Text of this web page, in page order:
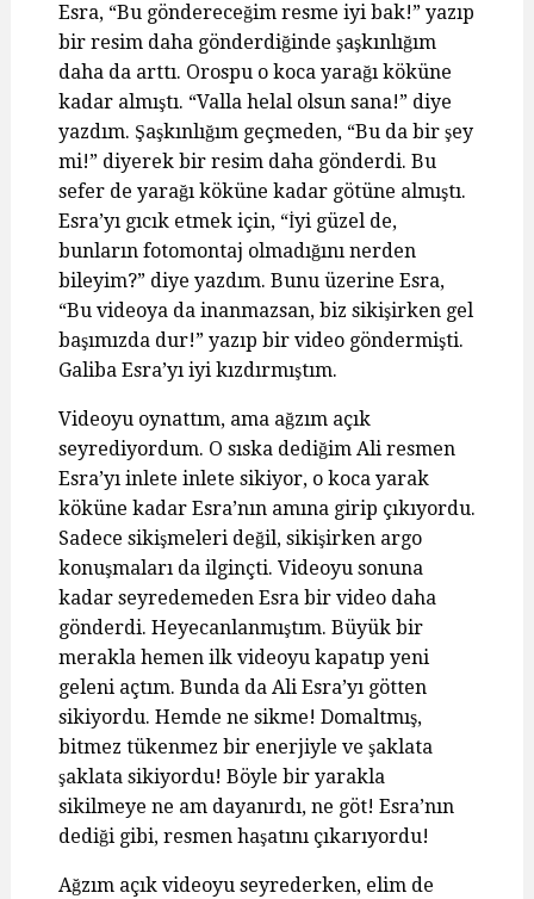
Esra, “Bu göndereceğim resme iyi bak!” yazıp
bir resim daha gönderdiğinde şaşkınlığım
daha da arttı. Orospu o koca yarağı köküne
kadar almıştı. “Valla helal olsun sana!” diye
yazdım. Şaşkınlığım geçmeden, “Bu da bir şey
mi!” diyerek bir resim daha gönderdi. Bu
sefer de yarağı köküne kadar götüne almıştı.
Esra’yı gıcık etmek için, “İyi güzel de,
bunların fotomontaj olmadığını nerden
bileyim?” diye yazdım. Bunu üzerine Esra,
“Bu videoya da inanmazsan, biz sikişirken gel
başımızda dur!” yazıp bir video göndermişti.
Galiba Esra’yı iyi kızdırmıştım.
Videoyu oynattım, ama ağzım açık
seyrediyordum. O sıska dediğim Ali resmen
Esra’yı inlete inlete sikiyor, o koca yarak
köküne kadar Esra’nın amına girip çıkıyordu.
Sadece sikişmeleri değil, sikişirken argo
konuşmaları da ilginçti. Videoyu sonuna
kadar seyredemeden Esra bir video daha
gönderdi. Heyecanlanmıştım. Büyük bir
merakla hemen ilk videoyu kapatıp yeni
geleni açtım. Bunda da Ali Esra’yı götten
sikiyordu. Hemde ne sikme! Domaltmış,
bitmez tükenmez bir enerjiyle ve şaklata
şaklata sikiyordu! Böyle bir yarakla
sikilmeye ne am dayanırdı, ne göt! Esra’nın
dediği gibi, resmen haşatını çıkarıyordu!
Ağzım açık videoyu seyrederken, elim de